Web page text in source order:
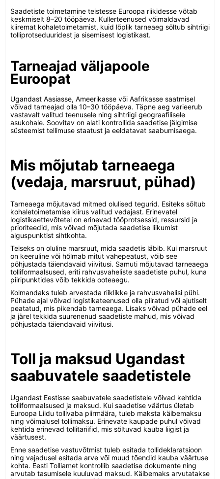
Saadetiste toimetamine teistesse Euroopa riikidesse võtab
keskmiselt 8–20 tööpäeva. Kullerteenused võimaldavad
kiiremat kohaletoimetamist, kuid lõplik tarneaeg sõltub sihtriigi
tolliprotseduuridest ja sisemisest logistikast.
Tarneajad väljapoole
Euroopat
Ugandast Aasiasse, Ameerikasse või Aafrikasse saatmisel
võivad tarneajad olla 10–30 tööpäeva. Täpne aeg varieerub
vastavalt valitud teenusele ning sihtriigi geograafilisele
asukohale. Soovitav on alati kontrollida saadetise jälgimise
süsteemist tellimuse staatust ja eeldatavat saabumisaega.
Mis mõjutab tarneaega
(vedaja, marsruut, pühad)
Tarneaega mõjutavad mitmed olulised tegurid. Esiteks sõltub
kohaletoimetamise kiirus valitud vedajast. Erinevatel
logistikaettevõtetel on erinevad tööprotsessid, ressursid ja
prioriteedid, mis võivad mõjutada saadetise liikumist
alguspunktist sihtkohta.
Teiseks on oluline marsruut, mida saadetis läbib. Kui marsruut
on keeruline või hõlmab mitut vahepeatust, võib see
põhjustada täiendavaid viivitusi. Samuti mõjutavad tarneaega
tolliformaalsused, eriti rahvusvaheliste saadetiste puhul, kuna
piiripunktides võib tekkida ooteaegu.
Kolmandaks tuleb arvestada riiklikke ja rahvusvahelisi pühi.
Pühade ajal võivad logistikateenused olla piiratud või ajutiselt
peatatud, mis pikendab tarneaega. Lisaks võivad pühade eel
ja järel tekkida suurenenud saadetiste mahud, mis võivad
põhjustada täiendavaid viivitusi.
Toll ja maksud Ugandast
saabuvatele saadetistele
Ugandast Eestisse saabuvatele saadetistele võivad kehtida
tolliformaalsused ja maksud. Kui saadetise väärtus ületab
Euroopa Liidu tollivaba piirmäära, tuleb maksta käibemaksu
ning võimalusel tollimaksu. Erinevate kaupade puhul võivad
kehtida erinevad tollitariifid, mis sõltuvad kauba liigist ja
väärtusest.
Enne saadetise vastuvõtmist tuleb esitada tollideklaratsioon
ning vajadusel esitada arve või muud tõendid kauba väärtuse
kohta. Eesti Tolliamet kontrollib saadetise dokumente ning
arvutab tasumisele kuuluvad maksud. Käibemaks arvutatakse